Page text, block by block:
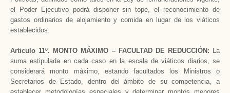
el Poder Ejecutivo podrá disponer sin tope, el reconocimiento de
gastos ordinarios de alojamiento y comida en lugar de los viáticos
establecidos.
Articulo 11º. MONTO MÁXIMO – FACULTAD DE REDUCCIÓN: La
suma estipulada en cada caso en la escala de viáticos diarios, se
considerará monto máximo, estando facultados los Ministros o
Secretarios de Estado, dentro del ámbito de su competencia, a